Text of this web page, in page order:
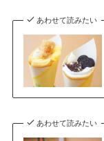
あわせて読みたい
あわせて読みたい